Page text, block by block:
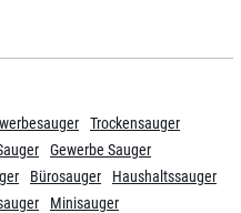
Trockensauger
Gewerbe Sauger
Bürosauger
Haushaltssauger
Minisauger